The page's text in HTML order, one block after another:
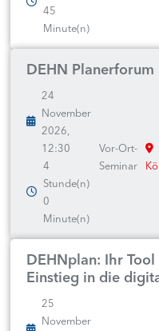
45
Minute(n)
DEHN Planerforum
24
November
2026,
12:30
4
Stunde(n)
0
Minute(n)
Vor-Ort-
Seminar
DEHNplan: Ihr
Einstieg in die
25
November